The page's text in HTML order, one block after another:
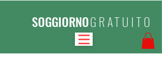
SOGGIORNOGRATUITO